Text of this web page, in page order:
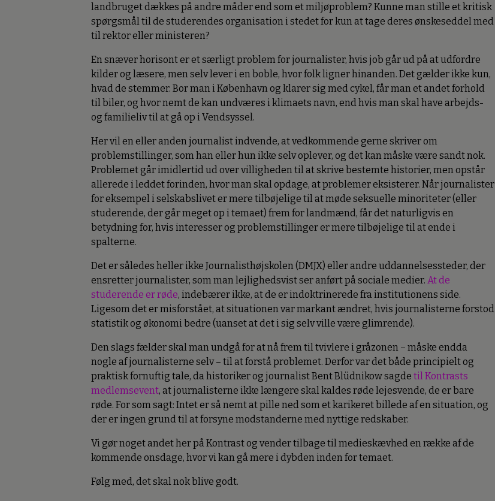
landbruget dækkes på andre måder end som et miljøproblem? Kunne man stille et kritisk
spørgsmål til de studerendes organisation i stedet for kun at tage deres ønskeseddel med
til rektor eller ministeren?
En snæver horisont er et særligt problem for journalister, hvis job går ud på at udfordre
kilder og læsere, men selv lever i en boble, hvor folk ligner hinanden. Det gælder ikke kun,
hvad de stemmer. Bor man i København og klarer sig med cykel, får man et andet forhold
til biler, og hvor nemt de kan undværes i klimaets navn, end hvis man skal have arbejds-
og familieliv til at gå op i Vendsyssel.
Her vil en eller anden journalist indvende, at vedkommende gerne skriver om
problemstillinger, som han eller hun ikke selv oplever, og det kan måske være sandt nok.
Problemet går imidlertid ud over villigheden til at skrive bestemte historier, men opstår
allerede i leddet forinden, hvor man skal opdage, at problemer eksisterer. Når journalister
for eksempel i selskabslivet er mere tilbøjelige til at møde seksuelle minoriteter (eller
studerende, der går meget op i temaet) frem for landmænd, får det naturligvis en
betydning for, hvis interesser og problemstillinger er mere tilbøjelige til at ende i
spalterne.
Det er således heller ikke Journalisthøjskolen (DMJX) eller andre uddannelsessteder, der
ensretter journalister, som man lejlighedsvist ser anført på sociale medier. At de
studerende er røde, indebærer ikke, at de er indoktrinerede fra institutionens side.
Ligesom det er misforstået, at situationen var markant ændret, hvis journalisterne forstod
statistik og økonomi bedre (uanset at det i sig selv ville være glimrende).
Den slags fælder skal man undgå for at nå frem til tvivlere i gråzonen – måske endda
nogle af journalisterne selv – til at forstå problemet. Derfor var det både principielt og
praktisk fornuftig tale, da historiker og journalist Bent Blüdnikow sagde til Kontrasts
medlemsevent, at journalisterne ikke længere skal kaldes røde lejesvende, de er bare
røde. For som sagt: Intet er så nemt at pille ned som et karikeret billede af en situation, og
der er ingen grund til at forsyne modstanderne med nyttige redskaber.
Vi gør noget andet her på Kontrast og vender tilbage til medieskævhed en række af de
kommende onsdage, hvor vi kan gå mere i dybden inden for temaet.
Følg med, det skal nok blive godt.